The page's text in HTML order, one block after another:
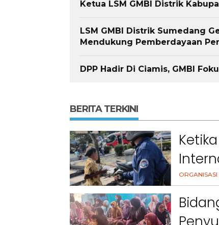
Ketua LSM GMBI Distrik
LSM GMBI Distrik Sumedang
Mendukung Pemberdayaan
DPP Hadir Di Ciamis, GMBI
BERITA TERKINI
News slider Sorotan Sorotan
Terkait “XTC Sexy Road”,
Ketua Dewan Pendiri :
Nama Tersebut
Berita
Utama Headline National
Berita
PELANTIKAN DPP SWI
2031SWI Teguhkan
Profesionalisme dan